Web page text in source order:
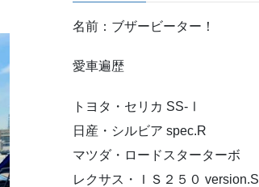
名前：ブザービーター！
愛車遍歴
トヨタ・セリカ SS-Ⅰ
日産・シルビア spec.R
マツダ・ロードスターターボ
レクサス・ＩＳ２５０ version.S